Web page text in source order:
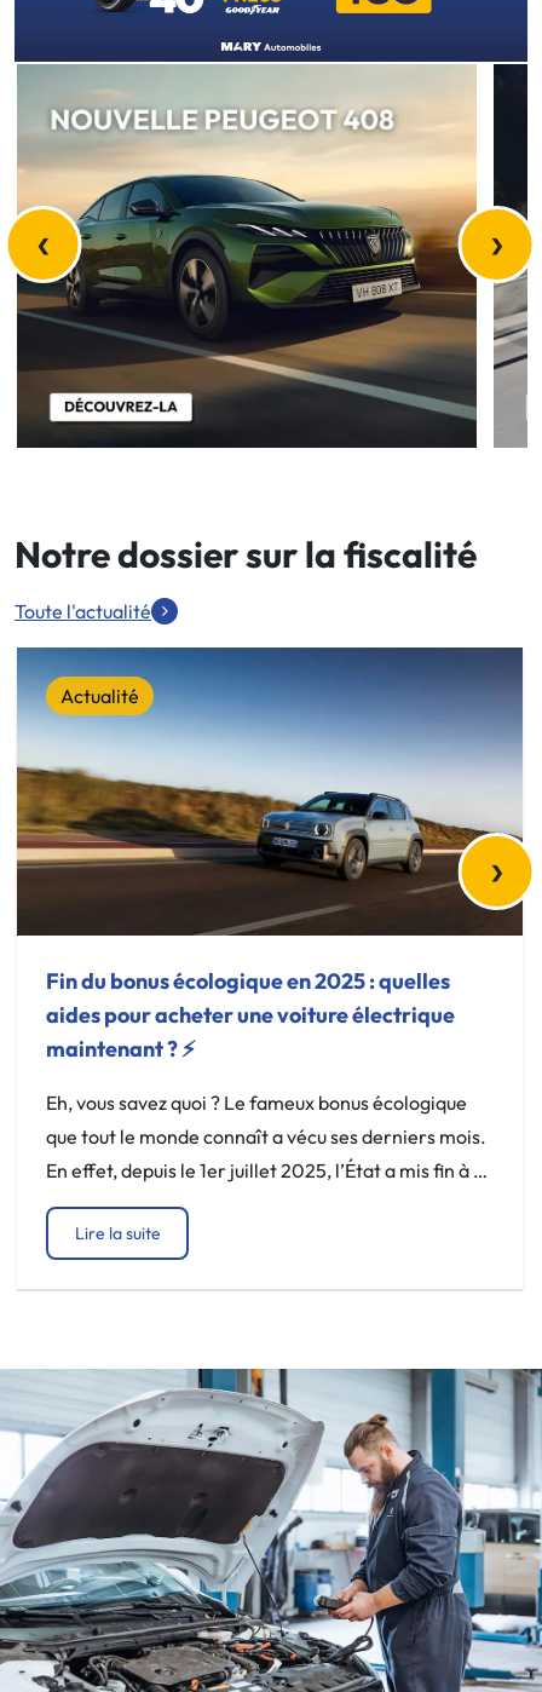
‹ ›
Notre dossier sur la fiscalité
Toute l'actualité
Actualité
Fin du bonus écologique en 2025 : quelles
aides pour acheter une voiture électrique
maintenant ? ⚡
Eh, vous savez quoi ? Le fameux bonus écologique
que tout le monde connaît a vécu ses derniers mois.
En effet, depuis le 1er juillet 2025, l’État a mis fin à ce
dispositif dans sa forme actuelle. Mais pas de
panique : la transition énergétique continue et il
Lire la suite
›